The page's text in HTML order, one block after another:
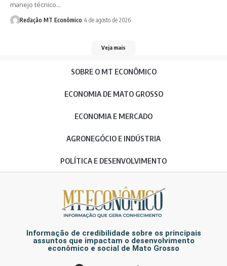
manejo técnico…
Redação MT Econômico 4 de agosto de 2026
Veja mais
SOBRE O MT ECONÔMICO
ECONOMIA DE MATO GROSSO
ECONOMIA E MERCADO
AGRONEGÓCIO E INDÚSTRIA
POLÍTICA E DESENVOLVIMENTO
Informação de credibilidade sobre os principais
assuntos que impactam o desenvolvimento
econômico e social de Mato Grosso